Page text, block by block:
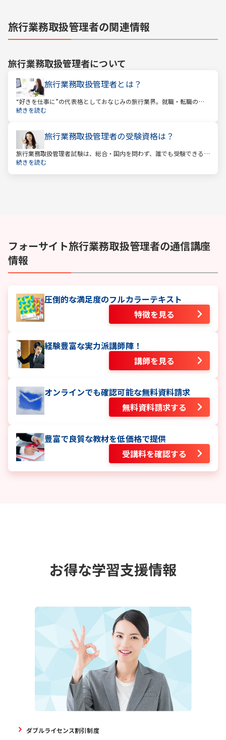
旅行業務取扱管理者の関連情報
旅行業務取扱管理者について
旅行業務取扱管理者とは？
“好きを仕事に”の代表格としておなじみの旅行業界。就職・転職の人
気企業ランキングでは旅行会社が常に上位に君臨し、いつの時代にも
続きを読む
旅行業務取扱管理者の受験資格は？
旅行業務取扱管理者試験は、総合・国内を問わず、誰でも受験できる
資格です。一般的に「国家資格」といえば受験資格が多いですが、
続きを読む
フォーサイト旅行業務取扱管理者の通信講座
情報
圧倒的な満足度のフルカラーテキスト
特徴を見る
経験豊富な実力派講師陣！
講師を見る
オンラインでも確認可能な無料資料請求
無料資料請求する
豊富で良質な教材を低価格で提供
受講料を確認する
お得な学習支援情報
ダブルライセンス割引制度